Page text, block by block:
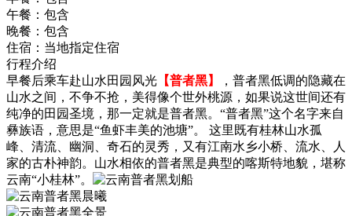
午餐： 包含
晚餐： 包含
住宿： 当地指定住宿
行程介绍
早餐后乘车赴山水田园风光 【普者黑】
，普者黑低调的隐藏在
山水之间，不争不抢，美得像个世外桃源，如果说这世间还有
纯净的田园圣境，那一定就是普者黑。“普者黑”这个名字来自
彝族语，意思是“鱼虾丰美的池塘”。 这里既有桂林山水孤
峰、清流、幽洞、奇石的灵秀，又有江南水乡小桥、流水、人
家的古朴神韵。山水相依的普者黑是典型的喀斯特地貌，堪称
云南“小桂林”。